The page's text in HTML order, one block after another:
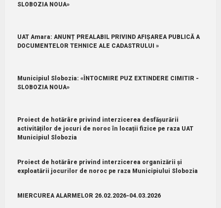
SLOBOZIA NOUA»
UAT Amara: ANUNȚ PREALABIL PRIVIND AFIȘAREA PUBLICĂ A
DOCUMENTELOR TEHNICE ALE CADASTRULUI »
Municipiul Slobozia: «ÎNTOCMIRE PUZ EXTINDERE CIMITIR -
SLOBOZIA NOUA»
Proiect de hotărâre privind interzicerea desfășurării
activităților de jocuri de noroc în locații fizice pe raza UAT
Municipiul Slobozia
Proiect de hotărâre privind interzicerea organizării și
exploatării jocurilor de noroc pe raza Municipiului Slobozia
MIERCUREA ALARMELOR 26.02.2026-04.03.2026